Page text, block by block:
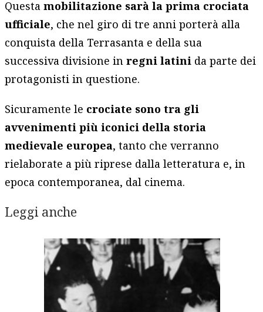
Questamobilitazione sarà la prima crociata
ufficiale, che nel giro di tre anni porterà alla
conquista della Terrasanta e della sua
successiva divisione inregni latini da parte dei
protagonisti in questione.
Sicuramente le crociate sono tra gli
avvenimenti più iconici della storia
medievale europea, tanto che verranno
rielaborate a più riprese dalla letteratura e, in
epoca contemporanea, dal cinema.
Leggi anche